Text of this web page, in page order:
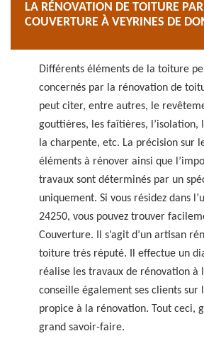
LA RÉNOVATION DE TOITURE
COUVERTURE À VEYRINES DE
Différents éléments de la toiture
concernés par la rénovation de
peut citer, entre autres, le
gouttières, les faîtières, l’isolation,
la charpente, etc. La précision sur
éléments à rénover ainsi que
travaux sont déterminés par un
uniquement. Si vous résidez dans
24250, vous pouvez trouver
Couverture. Il s’agit d’un artisan
toiture très réputé. Il effectue un
réalise les travaux de rénovation à
conseille également ses clients sur
propice à la rénovation. Tout ceci,
grand savoir-faire.